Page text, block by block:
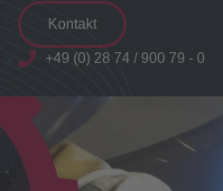
Kontakt
+49 (0) 28 74 / 900 79 - 0